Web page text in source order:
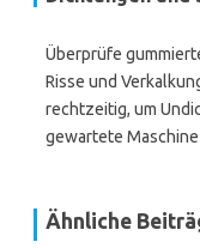
Überprüfe
Risse und
rechtzeitig, um
gewartete
Ähnliche